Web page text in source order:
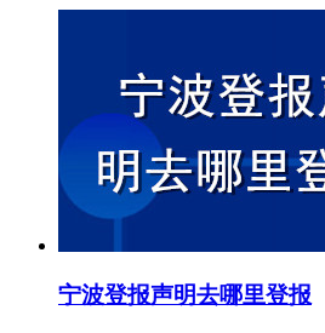
宁波登报声明去哪里登报